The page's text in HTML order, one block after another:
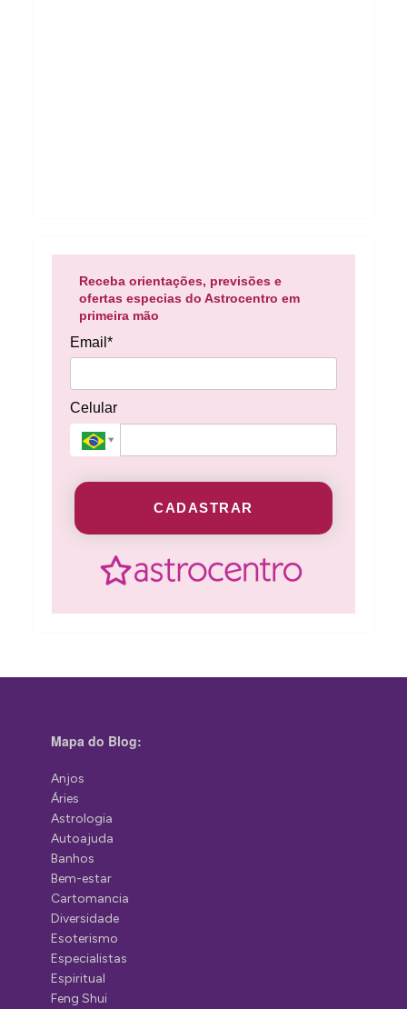
Receba orientações, previsões e
ofertas especias do Astrocentro em
primeira mão
Email*
Celular
CADASTRAR
Mapa do Blog:
Anjos
Áries
Astrologia
Autoajuda
Banhos
Bem-estar
Cartomancia
Diversidade
Esoterismo
Especialistas
Espiritual
Feng Shui